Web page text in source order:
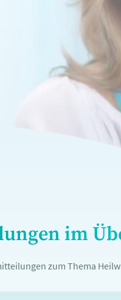
im
zum Thema